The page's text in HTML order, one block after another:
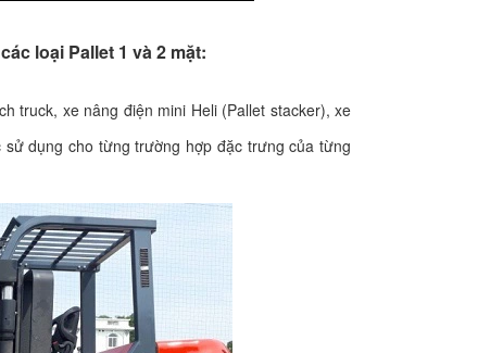
loại Pallet 1 và 2 mặt:
truck, xe nâng điện mini Heli (Pallet stacker), xe
dụng cho từng trường hợp đặc trưng của từng